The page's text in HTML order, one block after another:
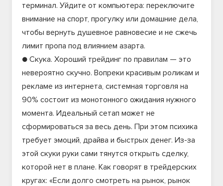
терминал. Уйдите от компьютера: переключите
внимание на спорт, прогулку или домашние дела,
чтобы вернуть душевное равновесие и не сжечь
лимит пропа под влиянием азарта.
● Скука. Хороший трейдинг по правилам — это
невероятно скучно. Вопреки красивым роликам и
рекламе из интернета, системная торговля на
90% состоит из монотонного ожидания нужного
момента. Идеальный сетап может не
сформироваться за весь день. При этом психика
требует эмоций, драйва и быстрых денег. Из-за
этой скуки руки сами тянутся открыть сделку,
которой нет в плане. Как говорят в трейдерских
кругах: «Если долго смотреть на рынок, рынок